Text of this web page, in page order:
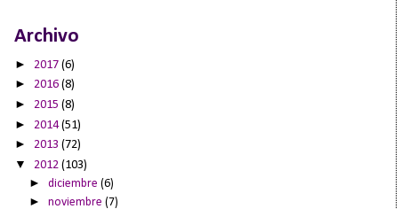
Archivo
► 2017 (6)
► 2016 (8)
► 2015 (8)
► 2014(51)
► 2013 (72)
▼ 2012 (103)
►diciembre(6)
►noviembre(7)